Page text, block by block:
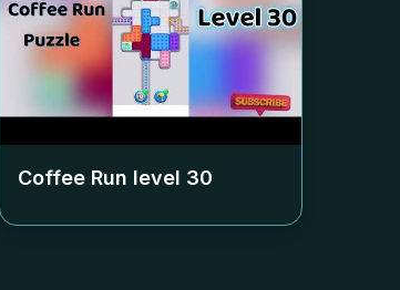
Coffee Run level 30